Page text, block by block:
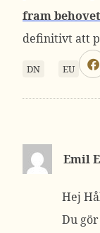
fram
definitivt att
DN EU
Emil
Hej
Du